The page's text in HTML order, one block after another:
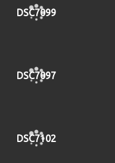
DSC7099
DSC7097
DSC7102